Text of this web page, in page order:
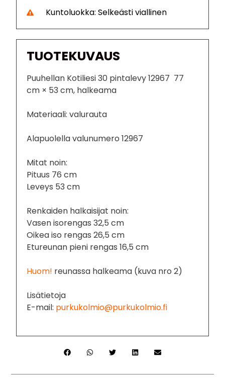
Kuntoluokka: Selkeästi viallinen
TUOTEKUVAUS
Puuhellan Kotiliesi 30 pintalevy 12967 77
cm × 53 cm, halkeama
Materiaali: valurauta
Alapuolella valunumero 12967
Mitat noin:
Pituus 76 cm
Leveys 53 cm
Renkaiden halkaisijat noin:
Vasen isorengas 32,5 cm
Oikea iso rengas 26,5 cm
Etureunan pieni rengas 16,5 cm
Huom! reunassa halkeama (kuva nro 2)
Lisätietoja
E-mail: purkukolmio@purkukolmio.fi